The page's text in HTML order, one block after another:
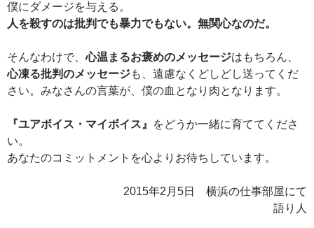
僕にダメージを与える。
人を殺すのは批判でも暴力でもない。無関心なのだ。
そんなわけで、心温まるお褒めのメッセージはもちろん、
心凍る批判のメッセージも、遠慮なくどしどし送ってくだ
さい。みなさんの言葉が、僕の血となり肉となります。
『ユアボイス・マイボイス』
をどうか一緒に育ててくださ
い。
あなたのコミットメントを心よりお待ちしています。
2015年2月5日 横浜の仕事部屋にて
語り人